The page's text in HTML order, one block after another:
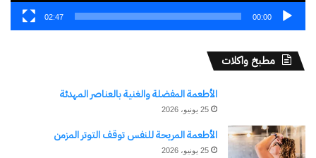
00:00
02:47
مطبخ واكلات
الأطعمة المفضلة والغنية بالعناصر المهدئة
25 يونيو، 2026
الأطعمة المريحة للنفس توقف التوتر المزمن
25 يونيو، 2026